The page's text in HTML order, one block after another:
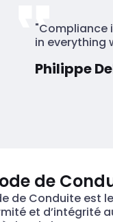
"Compliance
in everything
Philippe
de
de Conduite est
et d’intégrité